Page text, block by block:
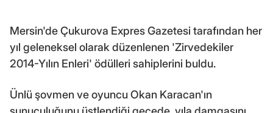
Mersin'de Çukurova Expres Gazetesi tarafından her
yıl geleneksel olarak düzenlenen 'Zirvedekiler
2014-Yılın Enleri' ödülleri sahiplerini buldu.
Ünlü şovmen ve oyuncu Okan Karacan'ın